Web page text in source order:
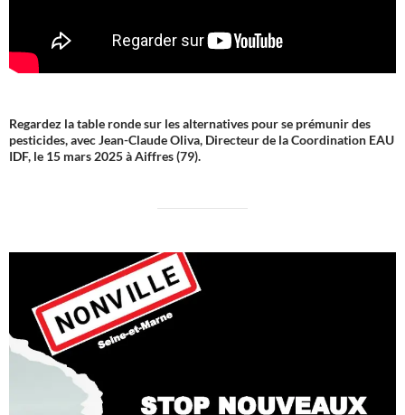
Regardez la table ronde sur les alternatives pour se prémunir des
pesticides, avec Jean-Claude Oliva, Directeur de la Coordination EAU
IDF, le 15 mars 2025 à Aiffres (79).